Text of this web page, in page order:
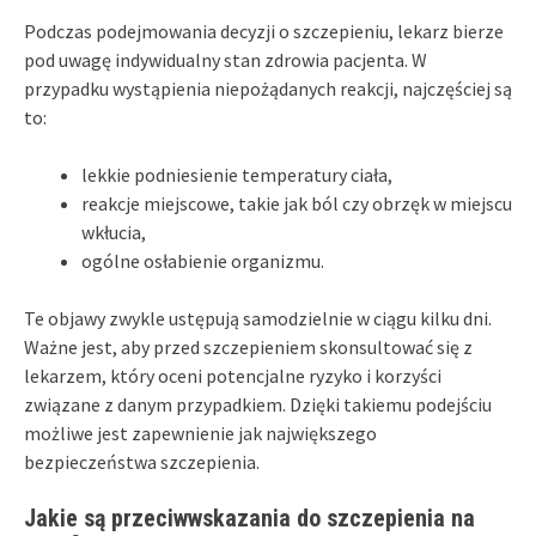
Podczas podejmowania decyzji o szczepieniu, lekarz bierze
pod uwagę indywidualny stan zdrowia pacjenta. W
przypadku wystąpienia niepożądanych reakcji, najczęściej są
to:
lekkie podniesienie temperatury ciała,
reakcje miejscowe, takie jak ból czy obrzęk w miejscu
wkłucia,
ogólne osłabienie organizmu.
Te objawy zwykle ustępują samodzielnie w ciągu kilku dni.
Ważne jest, aby przed szczepieniem skonsultować się z
lekarzem, który oceni potencjalne ryzyko i korzyści
związane z danym przypadkiem. Dzięki takiemu podejściu
możliwe jest zapewnienie jak największego
bezpieczeństwa szczepienia.
Jakie są przeciwwskazania do szczepienia na